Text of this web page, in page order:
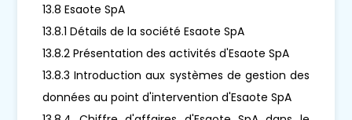
13.8 Esaote SpA
13.8.1 Détails de la société Esaote SpA
13.8.2 Présentation des activités d'Esaote SpA
13.8.3 Introduction aux systèmes de gestion des
données au point d'intervention d'Esaote SpA